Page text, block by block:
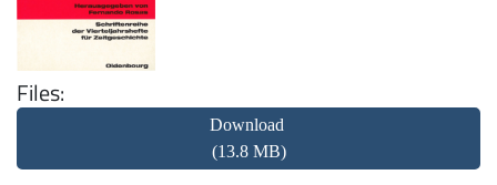
Files
Download
(13.8 MB)